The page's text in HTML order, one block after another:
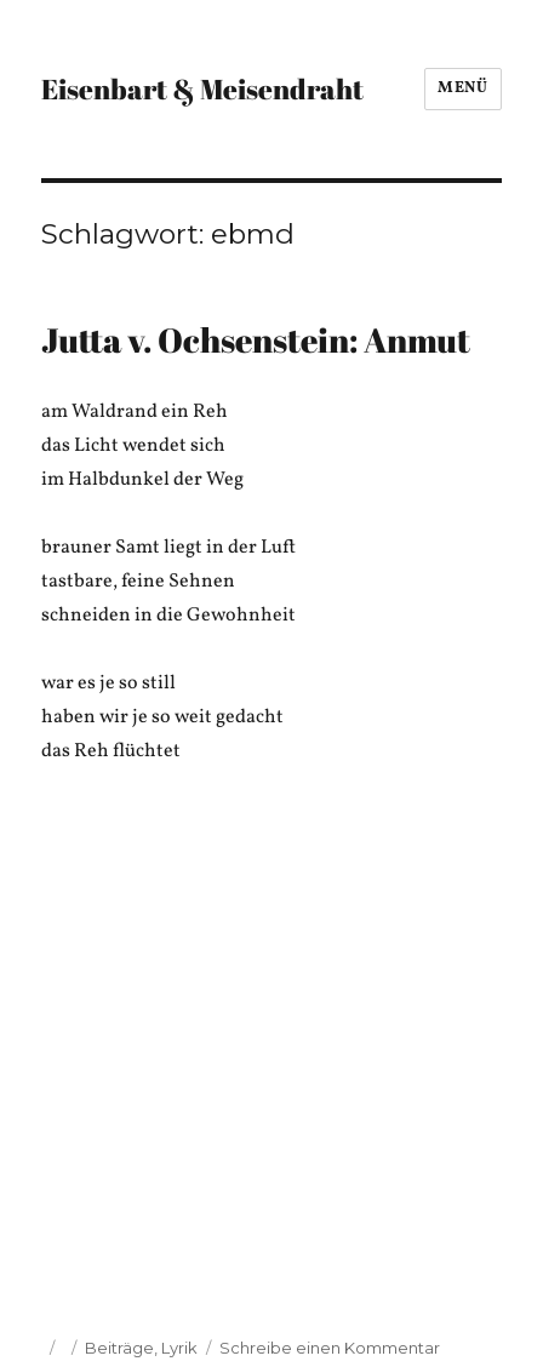
Eisenbart & Meisendraht MENÜ
Schlagwort: ebmd
Jutta v. Ochsenstein: Anmut
am Waldrand ein Reh
das Licht wendet sich
im Halbdunkel der Weg
brauner Samt liegt in der Luft
tastbare, feine Sehnen
schneiden in die Gewohnheit
war es je so still
haben wir je so weit gedacht
das Reh flüchtet
Veröffentlicht
Kategorien
Beiträge Lyrik Schreibe einen Kommentarzu